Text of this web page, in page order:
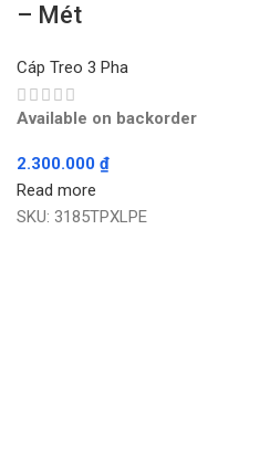
– Mét
Cáp Treo 3 Pha
Available on backorder
2.300.000 ₫
Read more
SKU: 3185TPXLPE